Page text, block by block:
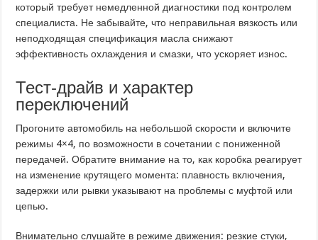
который требует немедленной диагностики под контролем
специалиста. Не забывайте, что неправильная вязкость или
неподходящая спецификация масла снижают
эффективность охлаждения и смазки, что ускоряет износ.
Тест-драйв и характер
переключений
Прогоните автомобиль на небольшой скорости и включите
режимы 4×4, по возможности в сочетании с пониженной
передачей. Обратите внимание на то, как коробка реагирует
на изменение крутящего момента: плавность включения,
задержки или рывки указывают на проблемы с муфтой или
цепью.
Внимательно слушайте в режиме движения: резкие стуки,